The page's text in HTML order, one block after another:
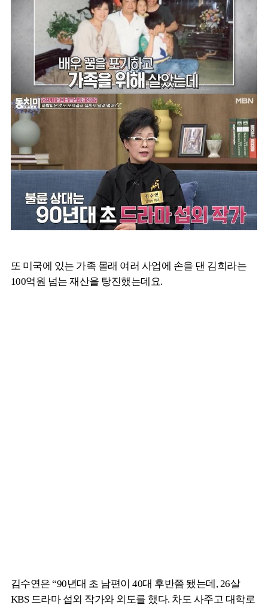
또 미국에 있는 가족 몰래 여러 사업에 손을 댄 김희라는
100억원 넘는 재산을 탕진했는데요.
김수연은 “90년대 초 남편이 40대 후반쯤 됐는데, 26살
KBS 드라마 섭외 작가와 외도를 했다. 차도 사주고 대학로